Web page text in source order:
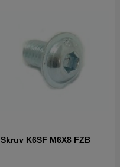
Skruv K6SF M6X8 FZB